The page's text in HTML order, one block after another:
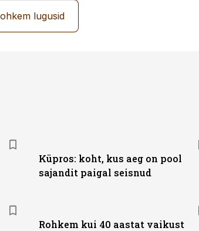
lugusid
Küpros: koht, kus aeg on pool
sajandit paigal seisnud
Rohkem kui 40 aastat vaikust